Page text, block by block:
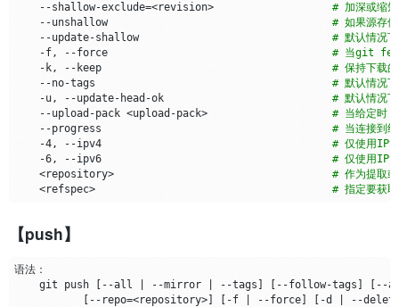
    --shallow-exclude
=<revision> # 加深或缩短
    --unshallow
# 如果源存储
    --update-shallow
# 默认情况
    -f, --force
# 当git fetch
    -k, --keep
# 保持下载
    --no-tags
# 默认情况下
    -u, --update-head-ok
# 默认情况
    --upload-pack <upload-pack>
# 当给定时
    --progress
# 当连接到终
    -4, --ipv4
# 仅使用
    -6, --ipv6
# 仅使用
    <repository>
# 作为提取
    <refspec>
# 指定要获取
【push】
    git push
--all --mirror --tags --follow-tags
--
--repo=<repository>] -f --force] -d
--